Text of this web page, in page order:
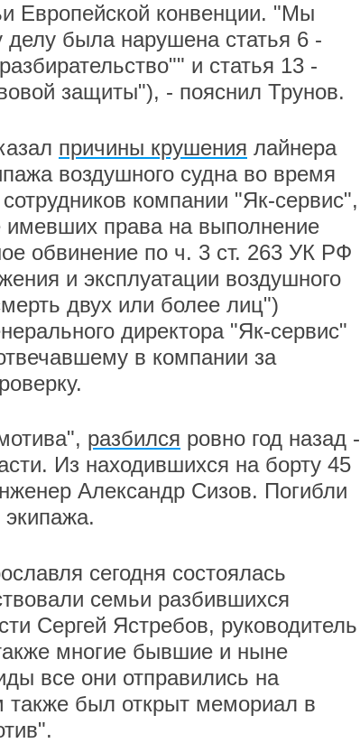
Европейской конвенции. "Мы
была нарушена статья 6 -
и статья 13 -
защиты"), - пояснил Трунов.
причины крушения лайнера
воздушного судна во время
компании "Як-сервис",
имевших права на выполнение
обвинение по ч. 3 ст. 263 УК РФ
и эксплуатации воздушного
двух или более лиц")
директора "Як-сервис"
в компании за
разбился ровно год назад -
Из находившихся на борту 45
Александр Сизов. Погибли
экипажа.
сегодня состоялась
семьи разбившихся
Сергей Ястребов, руководитель
многие бывшие и ныне
все они отправились на
был открыт мемориал в